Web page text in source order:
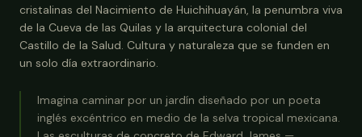
cristalinas del Nacimiento de Huichihuayán, la penumbra viva
de la Cueva de las Quilas y la arquitectura colonial del
Castillo de la Salud. Cultura y naturaleza que se funden en
un solo día extraordinario.
Imagina caminar por un jardín diseñado por un poeta
inglés excéntrico en medio de la selva tropical mexicana.